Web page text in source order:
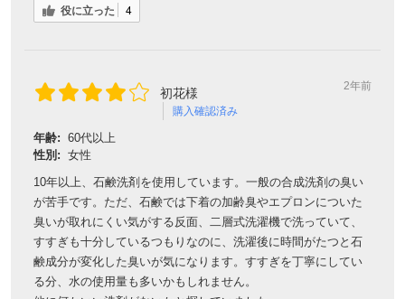
役に立った 4
初花様
購入確認済み
2年前
年齢: 60代以上
性別: 女性
10年以上、石鹸洗剤を使用しています。一般の合成洗剤の臭い
が苦手です。ただ、石鹸では下着の加齢臭やエプロンについた
臭いが取れにくい気がする反面、二層式洗濯機で洗っていて、
すすぎも十分しているつもりなのに、洗濯後に時間がたつと石
鹸成分が変化した臭いが気になります。すすぎを丁寧にしてい
る分、水の使用量も多いかもしれません。